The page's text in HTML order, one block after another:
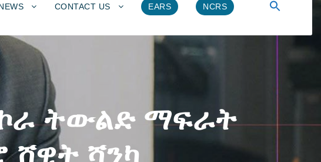
CONTACT US EARS NCRS
ትውልድ ማፍራት
ሻንካ